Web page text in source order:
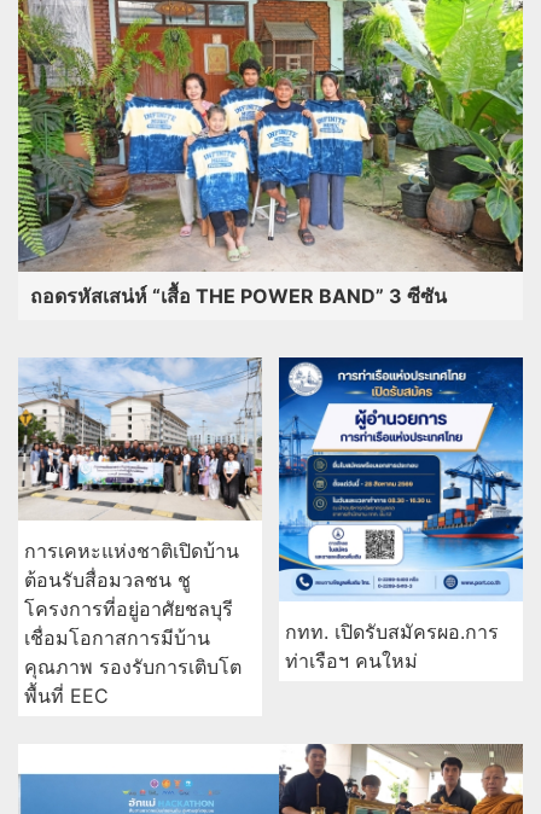
ถอดรหัสเสน่ห์ “เสื้อ THE POWER BAND” 3 ซีซัน
การเคหะแห่งชาติเปิดบ้าน
ต้อนรับสื่อมวลชน ชู
โครงการที่อยู่อาศัยชลบุรี
เชื่อมโอกาสการมีบ้าน
คุณภาพ รองรับการเติบโต
พื้นที่ EEC
กทท. เปิดรับสมัครผอ.การ
ท่าเรือฯ คนใหม่